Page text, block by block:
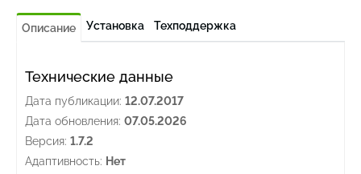
Описание Установка Техподдержка
Технические данные
Дата публикации: 12.07.2017
Дата обновления: 07.05.2026
Версия: 1.7.2
Адаптивность: Нет